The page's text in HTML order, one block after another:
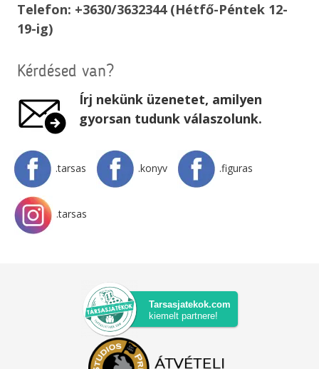
Telefon: +3630/3632344 (Hétfő-Péntek 12-
19-ig)
Kérdésed van?
Írj nekünk üzenetet, amilyen
gyorsan tudunk válaszolunk.
.tarsas .konyv .figuras
.tarsas
Tarsasjatekok.com
kiemelt partnere!